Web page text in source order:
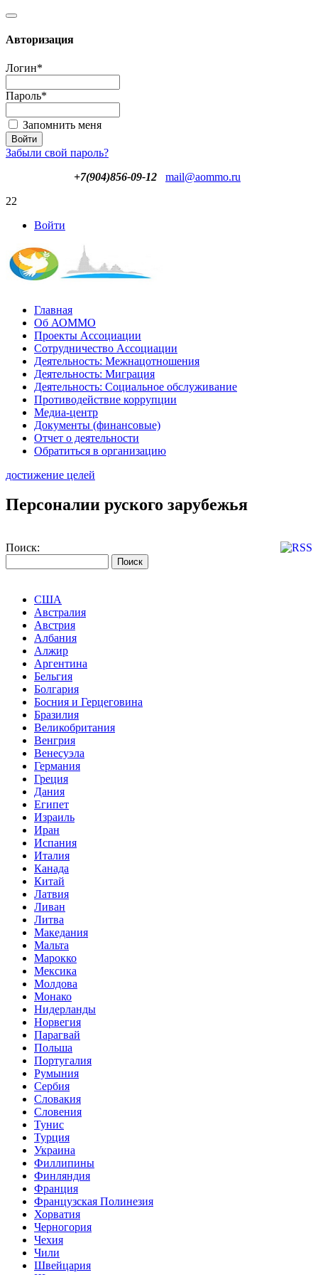
Авторизация
Логин*
Пароль*
Запомнить меня
Забыли свой пароль?
+7(904)856-09-12
mail@aommo.ru
22
Войти
Главная
Об АОММО
Проекты Ассоциации
Сотрудничество Ассоциации
Деятельность: Межнацотношения
Деятельность: Миграция
Деятельность: Социальное обслуживание
Противодействие коррупции
Медиа-центр
Документы (финансовые)
Отчет о деятельности
Обратиться в организацию
достижение целей
Персоналии руского зарубежья
Поиск:
США
Австралия
Австрия
Албания
Алжир
Аргентина
Бельгия
Болгария
Босния и Герцеговина
Бразилия
Великобритания
Венгрия
Венесуэла
Германия
Греция
Дания
Египет
Израиль
Иран
Испания
Италия
Канада
Китай
Латвия
Ливан
Литва
Македания
Мальта
Марокко
Мексика
Молдова
Монако
Нидерланды
Норвегия
Парагвай
Польша
Португалия
Румыния
Сербия
Словакия
Словения
Тунис
Турция
Украина
Филлипины
Финляндия
Франция
Французская Полинезия
Хорватия
Черногория
Чехия
Чили
Швейцария